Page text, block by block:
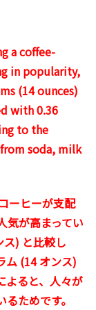
a coffee-
in popularity,
(14 ounces)
with 0.36
to the
soda, milk
ーヒーが支配
気が高まってい
ス) と比較し
ム (14 オンス)
よると、人々が
ためです。